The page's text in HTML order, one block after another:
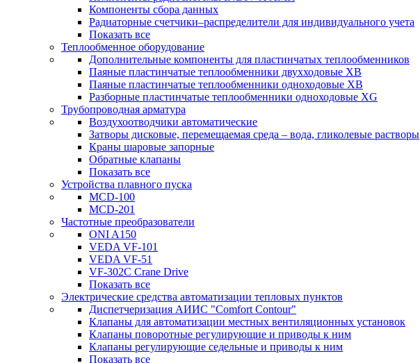
Компоненты сбора данных
Радиаторные счетчики–распределители для индивидуального учета
Показать все
Теплообменное оборудование
Дополнительные компоненты для пластинчатых теплообменников
Паяные пластинчатые теплообменники двухходовые XB
Паяные пластинчатые теплообменники одноходовые ХВ
Разборные пластинчатые теплообменники одноходовые ХG
Трубопроводная арматура
Воздухоотводчики автоматические
Затворы дисковые, перемещаемая среда – вода, гликолевые растворы
Краны шаровые запорные
Обратные клапаны
Показать все
Устройства плавного пуска
MCD-100
MCD-201
Частотные преобразователи
ONI A150
VEDA VF-101
VEDA VF-51
VF-302C Crane Drive
Показать все
Электрические средства автоматизации тепловых пунктов
Диспетчеризация АИИС "Comfort Contour"
Клапаны для автоматизации местных вентиляционных установок
Клапаны поворотные регулирующие и приводы к ним
Клапаны регулирующие седельные и приводы к ним
Показать все